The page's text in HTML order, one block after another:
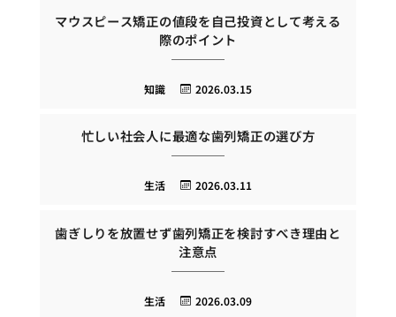
マウスピース矯正の値段を自己投資として考える
際のポイント
2026.03.15
知識
忙しい社会人に最適な歯列矯正の選び方
2026.03.11
生活
歯ぎしりを放置せず歯列矯正を検討すべき理由と
注意点
2026.03.09
生活